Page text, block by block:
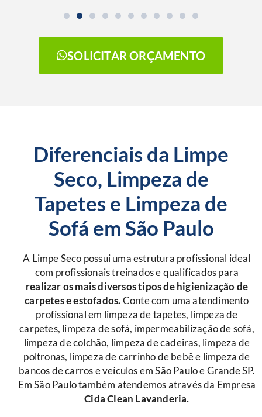
SOLICITAR ORÇAMENTO
Diferenciais da Limpe
Seco, Limpeza de
Tapetes e Limpeza de
Sofá em São Paulo
A Limpe Seco possui uma estrutura profissional ideal
com profissionais treinados e qualificados para
realizar os mais diversos tipos de higienização de
carpetes e estofados. Conte com uma atendimento
profissional em limpeza de tapetes, limpeza de
carpetes, limpeza de sofá, impermeabilização de sofá,
limpeza de colchão, limpeza de cadeiras, limpeza de
poltronas, limpeza de carrinho de bebê e limpeza de
bancos de carros e veículos em São Paulo e Grande SP.
Em São Paulo também atendemos através da Empresa
Cida Clean Lavanderia.